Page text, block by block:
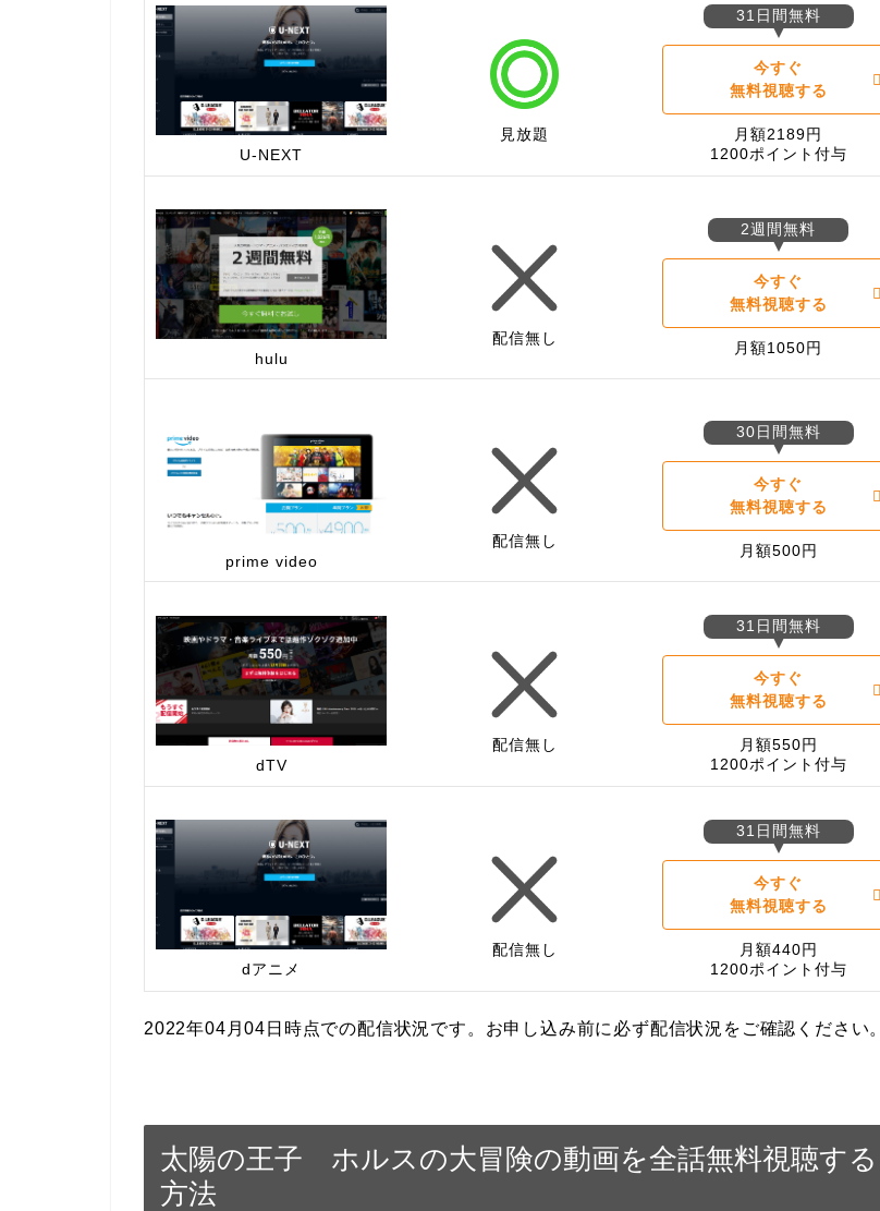
U-NEXT
見放題
31日間無料
今すぐ
無料視聴する
月額2189円
1200ポイント付与
hulu
配信無し
2週間無料
今すぐ
無料視聴する
月額1050円
prime video
配信無し
30日間無料
今すぐ
無料視聴する
月額500円
dTV
配信無し
31日間無料
今すぐ
無料視聴する
月額550円
1200ポイント付与
dアニメ
配信無し
31日間無料
今すぐ
無料視聴する
月額440円
1200ポイント付与
2022年04月04日時点での配信状況です。お申し込み前に必ず配信状況をご確認ください。
太陽の王子 ホルスの大冒険の動画を全話無料視聴する
方法